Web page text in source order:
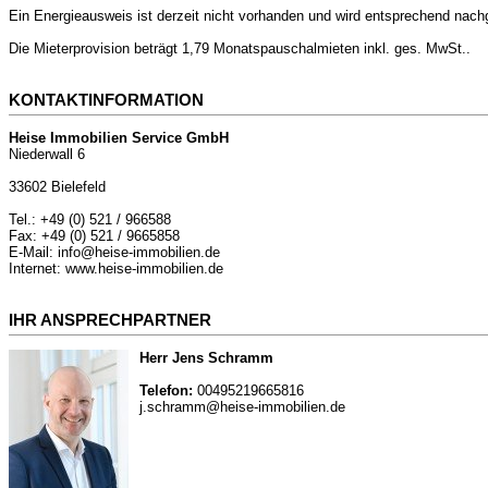
Ein Energieausweis ist derzeit nicht vorhanden und wird entsprechend
Die Mieterprovision beträgt 1,79 Monatspauschalmieten inkl. ges. MwSt..
KONTAKTINFORMATION
Heise Immobilien Service GmbH
Niederwall 6
33602 Bielefeld
Tel.: +49 (0) 521 / 966588
Fax: +49 (0) 521 / 9665858
E-Mail: info@heise-immobilien.de
Internet: www.heise-immobilien.de
IHR ANSPRECHPARTNER
Herr Jens Schramm
Telefon: 00495219665816
j.schramm@heise-immobilien.de